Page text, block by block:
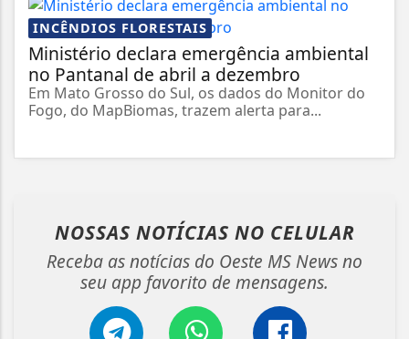
INCÊNDIOS FLORESTAIS
Ministério declara emergência ambiental
no Pantanal de abril a dezembro
Em Mato Grosso do Sul, os dados do Monitor do
Fogo, do MapBiomas, trazem alerta para...
NOSSAS NOTÍCIAS NO CELULAR
Receba as notícias do Oeste MS News no
seu app favorito de mensagens.